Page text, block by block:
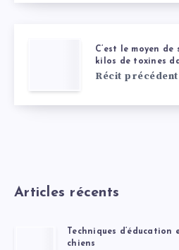
C’est le moyen de
kilos de toxines
Récit précédent
Articles récents
Techniques
chiens